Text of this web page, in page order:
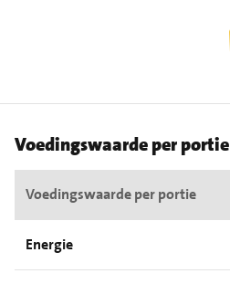
Voedingswaarde per portie
Voedingswaarde per portie
Energie